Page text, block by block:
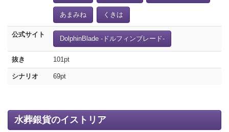
あまみね くきは
公式サイト
DolphinBlade -ドルフィンブレード-
抜き 101pt
シナリオ 69pt
水葬銀貨のイストリア